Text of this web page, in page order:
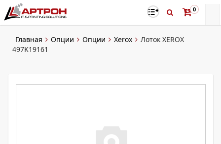
0
Главная Опции Опции Xerox
Лоток XEROX
497K19161